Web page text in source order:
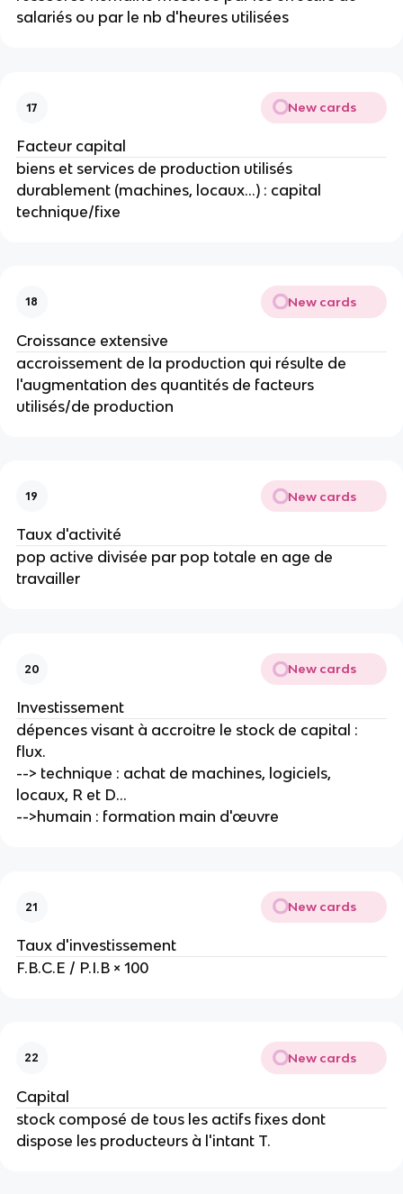
salariés ou par le nb d'heures utilisées
17 New cards
Facteur capital
biens et services de production utilisés
durablement (machines, locaux...) : capital
technique/fixe
18 New cards
Croissance extensive
accroissement de la production qui résulte de
l'augmentation des quantités de facteurs
utilisés/de production
19 New cards
Taux d'activité
pop active divisée par pop totale en age de
travailler
20 New cards
Investissement
dépences visant à accroitre le stock de capital :
flux.
--> technique : achat de machines, logiciels,
locaux, R et D...
-->humain : formation main d'œuvre
21 New cards
Taux d'investissement
F.B.C.E / P.I.B × 100
22 New cards
Capital
stock composé de tous les actifs fixes dont
dispose les producteurs à l'intant T.